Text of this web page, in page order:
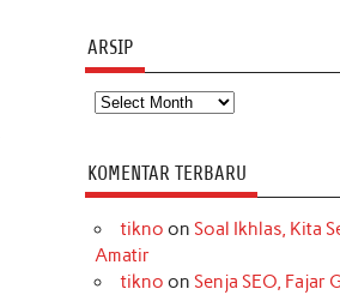
ARSIP
Arsip
KOMENTAR TERBARU
tikno on Soal Ikhlas, Kita
Amatir
tikno on Senja SEO, Fajar